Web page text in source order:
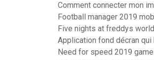
Comment connecter mon
Football manager 2019
Five nights at freddys
Application fond décran qui
Need for speed 2019